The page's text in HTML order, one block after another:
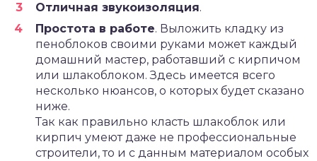
Отличная звукоизоляция.
Простота в работе. Выложить кладку из
пеноблоков своими руками может каждый
домашний мастер, работавший с кирпичом
или шлакоблоком. Здесь имеется всего
несколько нюансов, о которых будет сказано
ниже.
Так как правильно класть шлакоблок или
кирпич умеют даже не профессиональные
строители, то и с данным материалом особых